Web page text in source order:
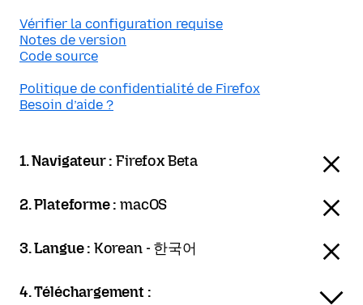
Vérifier la configuration requise
Notes de version
Code source
Politique de confidentialité de Firefox
Besoin d’aide ?
1. Navigateur :Firefox Beta
2. Plateforme :macOS
3. Langue : Korean - 한국어
4. Téléchargement :